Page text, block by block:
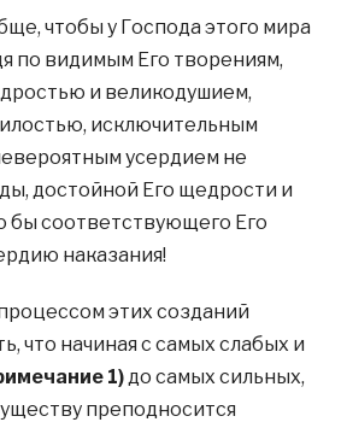
чтобы у Господа этого мира
по видимым Его творениям,
и великодушием,
исключительным
усердием не
достойной Его щедрости и
бы соответствующего Его
наказания!
этих созданий
что начиная с самых слабых и
1)до самых сильных,
преподносится